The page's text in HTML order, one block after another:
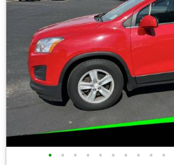
• • • • • • • • • •